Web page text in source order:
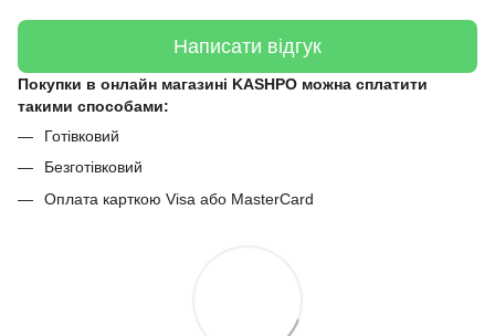
Написати відгук
Покупки в онлайн магазині KASHPO можна сплатити
такими способами:
Готівковий
Безготівковий
Оплата карткою Visa або MasterCard